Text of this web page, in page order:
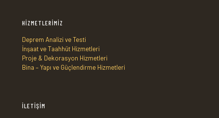
HİZMETLERİMİZ
Deprem Analizi ve Testi
İnşaat ve Taahhüt Hizmetleri
Proje & Dekorasyon Hizmetleri
Bina – Yapı ve Güçlendirme Hizmetleri
İLETİŞİM